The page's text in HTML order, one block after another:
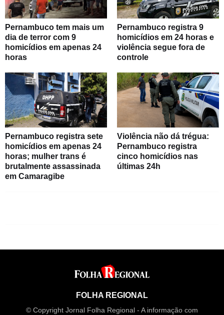
Pernambuco tem mais um
dia de terror com 9
homicídios em apenas 24
horas
Pernambuco registra 9
homicídios em 24 horas e
violência segue fora de
controle
Pernambuco registra sete
homicídios em apenas 24
horas; mulher trans é
brutalmente assassinada
em Camaragibe
Violência não dá trégua:
Pernambuco registra
cinco homicídios nas
últimas 24h
FOLHA REGIONAL
© Copyright Jornal Folha Regional - A informação com